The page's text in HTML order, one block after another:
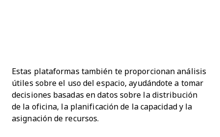
Estas plataformas también te proporcionan análisis
útiles sobre el uso del espacio, ayudándote a tomar
decisiones basadas en datos sobre la distribución
de la oficina, la planificación de la capacidad y la
asignación de recursos.